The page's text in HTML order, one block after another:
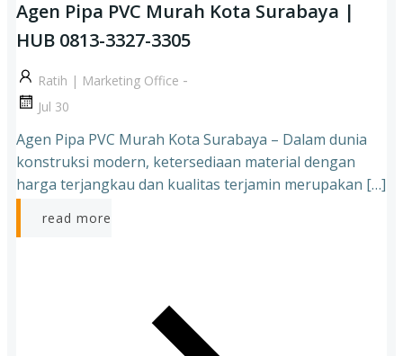
Agen Pipa PVC Murah Kota Surabaya |
HUB 0813-3327-3305
Ratih | Marketing Office -
Jul 30
Agen Pipa PVC Murah Kota Surabaya – Dalam dunia
konstruksi modern, ketersediaan material dengan
harga terjangkau dan kualitas terjamin merupakan […]
read more